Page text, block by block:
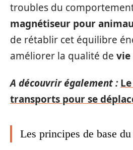
troubles du
magnétiseur pour
de rétablir cet équilibre
améliorer la qualité de vie
A découvrir également :
transports pour se
Les principes de base